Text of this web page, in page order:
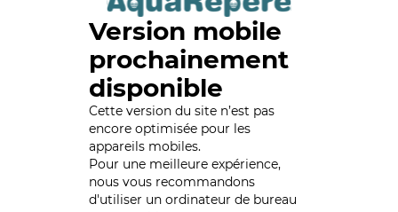
Version mobile
prochainement
disponible
Cette version du site n’est pas
encore optimisée pour les
appareils mobiles.
Pour une meilleure expérience,
nous vous recommandons
d'utiliser un ordinateur de bureau